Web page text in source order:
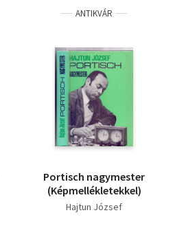
ANTIKVÁR
Portisch nagymester
(Képmellékletekkel)
Hajtun József